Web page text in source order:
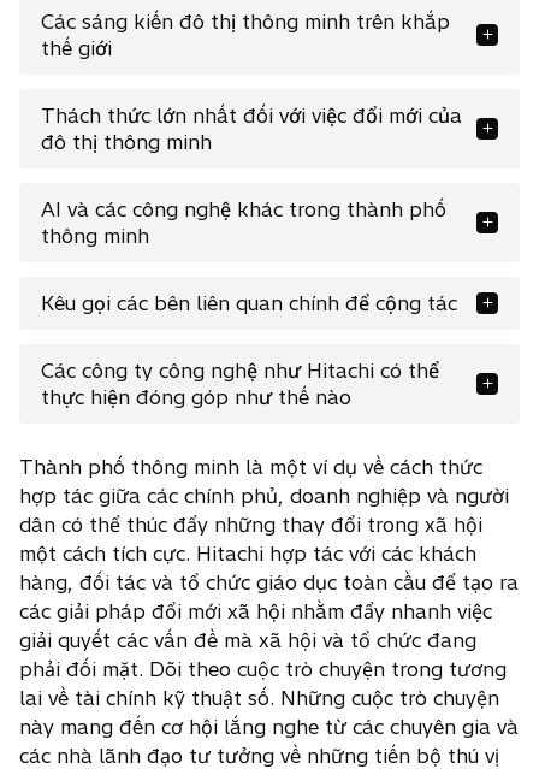
Các sáng kiến đô thị thông minh trên khắp
thế giới
Thách thức lớn nhất đối với việc đổi mới của
đô thị thông minh
AI và các công nghệ khác trong thành phố
thông minh
Kêu gọi các bên liên quan chính để cộng tác
Các công ty công nghệ như Hitachi có thể
thực hiện đóng góp như thế nào
Thành phố thông minh là một ví dụ về cách thức
hợp tác giữa các chính phủ, doanh nghiệp và người
dân có thể thúc đẩy những thay đổi trong xã hội
một cách tích cực. Hitachi hợp tác với các khách
hàng, đối tác và tổ chức giáo dục toàn cầu để tạo ra
các giải pháp đổi mới xã hội nhằm đẩy nhanh việc
giải quyết các vấn đề mà xã hội và tổ chức đang
phải đối mặt. Dõi theo cuộc trò chuyện trong tương
lai về tài chính kỹ thuật số. Những cuộc trò chuyện
này mang đến cơ hội lắng nghe từ các chuyên gia và
các nhà lãnh đạo tư tưởng về những tiến bộ thú vị